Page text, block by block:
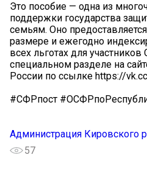
Это пособие — одна из
поддержки государства
семьям. Оно
размере и ежегодно
всех льготах для
специальном разделе на
России по ссылке https://
#СФРпост
Администрация Кировского
57